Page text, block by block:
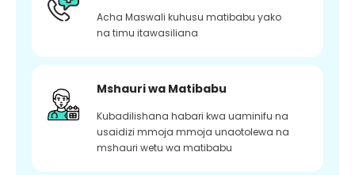
Acha Maswali kuhusu matibabu yako
na timu itawasiliana
Mshauri wa Matibabu
Kubadilishana habari kwa uaminifu na
usaidizi mmoja mmoja unaotolewa na
mshauri wetu wa matibabu